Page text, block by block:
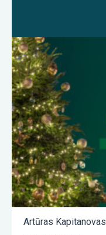
Artūras Kapitanovas